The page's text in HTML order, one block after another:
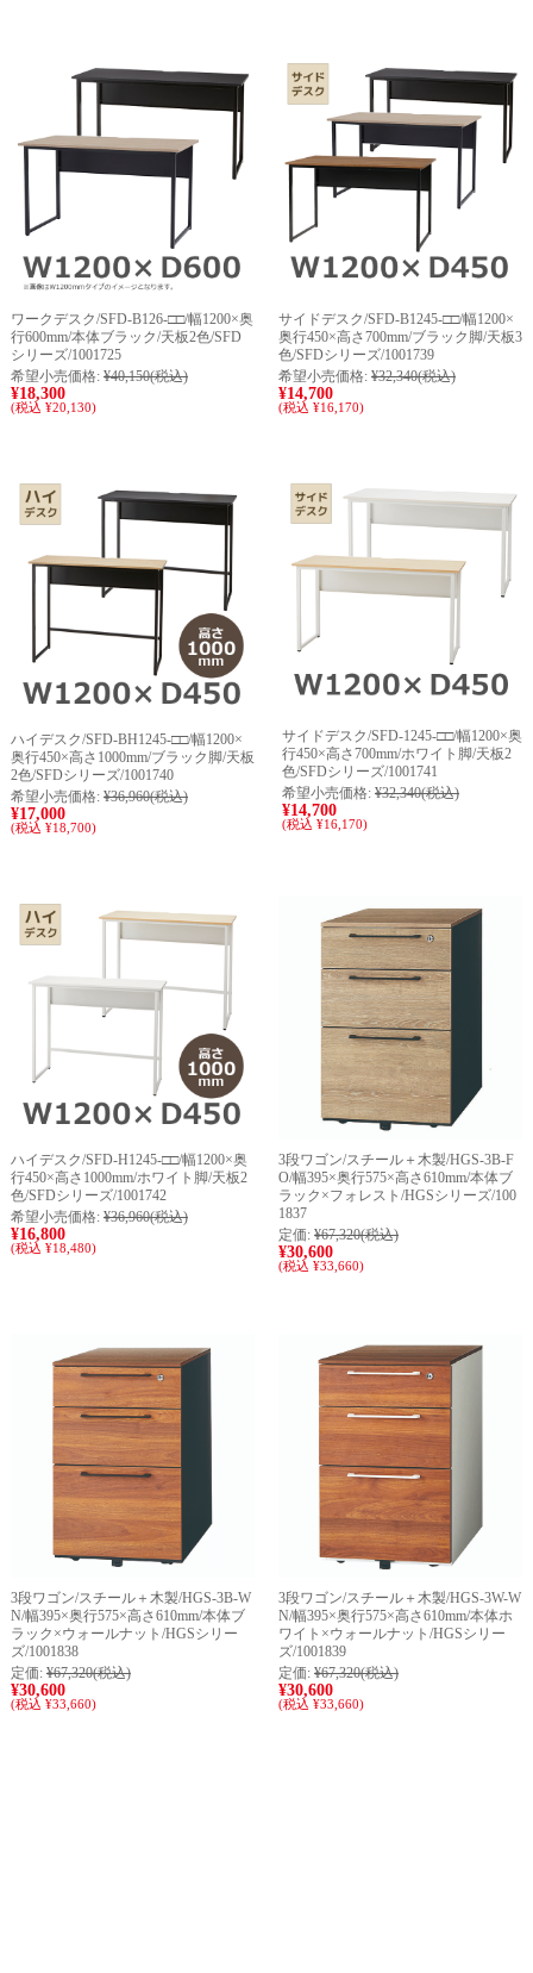
ワークデスク/SFD-B126-□□/幅1200×奥
行600mm/本体ブラック/天板2色/SFD
シリーズ/1001725
希望小売価格: ¥40,150(税込)
¥18,300
(税込 ¥20,130)
サイドデスク/SFD-B1245-□□/幅1200×
奥行450×高さ700mm/ブラック脚/天板3
色/SFDシリーズ/1001739
希望小売価格: ¥32,340(税込)
¥14,700
(税込 ¥16,170)
ハイデスク/SFD-BH1245-□□/幅1200×
奥行450×高さ1000mm/ブラック脚/天板
2色/SFDシリーズ/1001740
希望小売価格: ¥36,960(税込)
¥17,000
(税込 ¥18,700)
サイドデスク/SFD-1245-□□/幅1200×奥
行450×高さ700mm/ホワイト脚/天板2
色/SFDシリーズ/1001741
希望小売価格: ¥32,340(税込)
¥14,700
(税込 ¥16,170)
ハイデスク/SFD-H1245-□□/幅1200×奥
行450×高さ1000mm/ホワイト脚/天板2
色/SFDシリーズ/1001742
希望小売価格: ¥36,960(税込)
¥16,800
(税込 ¥18,480)
3段ワゴン/スチール＋木製/HGS-3B-F
O/幅395×奥行575×高さ610mm/本体ブ
ラック×フォレスト/HGSシリーズ/100
1837
定価: ¥67,320(税込)
¥30,600
(税込 ¥33,660)
3段ワゴン/スチール＋木製/HGS-3B-W
N/幅395×奥行575×高さ610mm/本体ブ
ラック×ウォールナット/HGSシリー
ズ/1001838
定価: ¥67,320(税込)
¥30,600
(税込 ¥33,660)
3段ワゴン/スチール＋木製/HGS-3W-W
N/幅395×奥行575×高さ610mm/本体ホ
ワイト×ウォールナット/HGSシリー
ズ/1001839
定価: ¥67,320(税込)
¥30,600
(税込 ¥33,660)